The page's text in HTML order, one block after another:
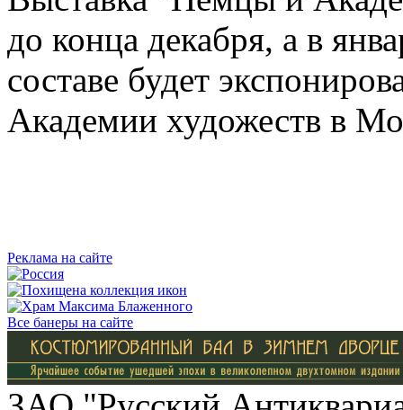
до конца декабря, а в
составе будет
Академии художеств в
Реклама на сайте
Все банеры на сайте